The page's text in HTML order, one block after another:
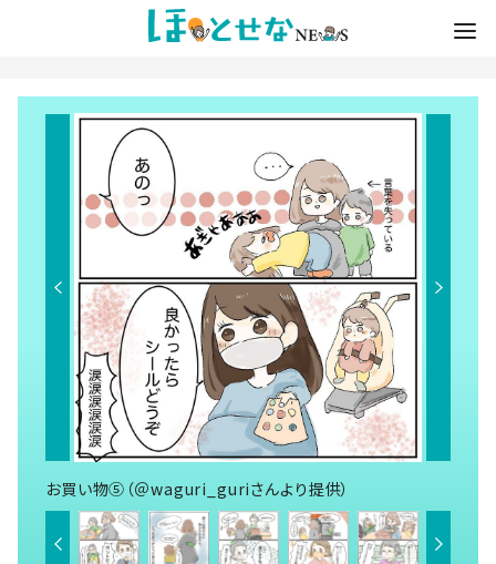
お買い物⑤（＠waguri_guriさんより提供）